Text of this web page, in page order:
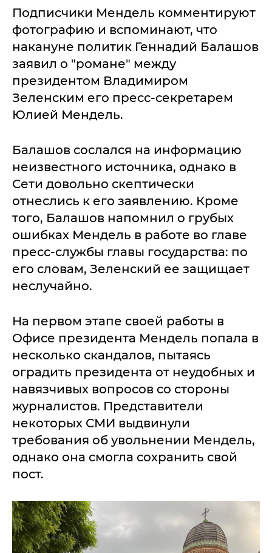
Подписчики Мендель комментируют
фотографию и вспоминают, что
накануне политик Геннадий Балашов
заявил о "романе" между
президентом Владимиром
Зеленским его пресс-секретарем
Юлией Мендель.
Балашов сослался на информацию
неизвестного источника, однако в
Сети довольно скептически
отнеслись к его заявлению. Кроме
того, Балашов напомнил о грубых
ошибках Мендель в работе во главе
пресс-службы главы государства: по
его словам, Зеленский ее защищает
неслучайно.
На первом этапе своей работы в
Офисе президента Мендель попала в
несколько скандалов, пытаясь
оградить президента от неудобных и
навязчивых вопросов со стороны
журналистов. Представители
некоторых СМИ выдвинули
требования об увольнении Мендель,
однако она смогла сохранить свой
пост.